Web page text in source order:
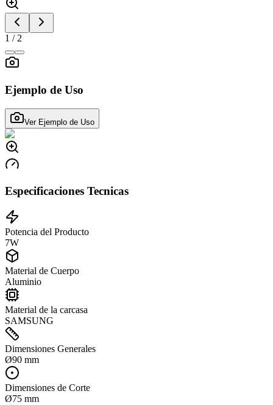
1 / 2
Ejemplo de Uso
Ver Ejemplo de Uso
Especificaciones Tecnicas
Potencia del Producto
7W
Material de Cuerpo
Aluminio
Material de la carcasa
SAMSUNG
Dimensiones Generales
Ø90 mm
Dimensiones de Corte
Ø75 mm